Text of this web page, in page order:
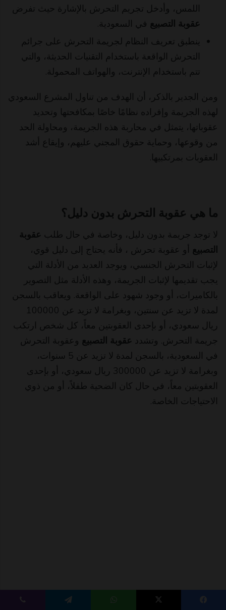
اللمس، وأدخل تجريم التحرش بالإشارة حيث تفرض
عقوبة التصبيع في السعودية.
ينطبق تعريف النظام لجريمة التحرش على جرائم
التحرش الواقعة باستخدام التقنيات الحديثة، والتي
تتم باستخدام الإنترنت، والهواتف المحمولة.
ومن الجدير بالذكر، أن الهدف من تناول المشرع السعودي
لهذه الجريمة وإفراده نظامًا خاصًا بمكافحتها وتحديد
عقوباتها، يتمثل في محاربة هذه الجريمة، ومحاولة الحد
من وقوعها، وحماية حقوق المجني عليهم، وإيقاع أشد
العقوبات بمرتكبيها.
ما هي عقوبة التحرش بدون دليل؟
لا توجد جريمة بدون دليل، وخاصة في حال طلب عقوبة
التصبيع أو عقوبة تحرش ، فأنه يحتاج إلى دليل قوي،
لإثبات التحرش الجنسي، ويوجد العديد من الأدلة التي
يجب تقديمها لإثبات الجريمة، وهذه الأدلة مثل التصوير
بالكاميرات، أو وجود شهود على الواقعة. ويعاقب بالسجن
لمدة لا تزيد عن سنتين، وبغرامة لا تزيد عن 100000
ريال سعودي، أو بإحدى العقوبتين معاً، كل شخص ارتكب
جريمة التحرش. وتشدد عقوبة التصبيع وعقوبة التحرش
في السعودية، بالسجن لمدة لا تزيد عن 5 سنوات،
وبغرامة لا تزيد عن 300000 ريال سعودي، أو بإحدى
العقوبتين معاً، في حال كان الضحية طفلاً، أو من ذوي
الاحتياجات الخاصة.